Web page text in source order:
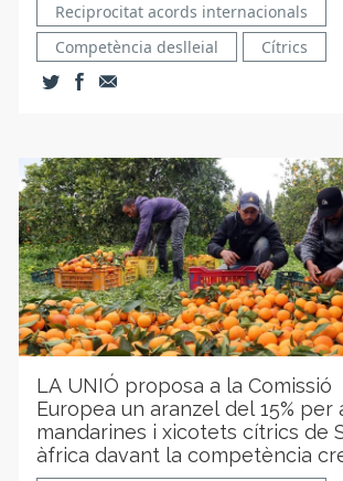
Reciprocitat acords internacionals
Competència deslleial
Cítrics
LA UNIÓ proposa a la Comissió
Europea un aranzel del 15% per
mandarines i xicotets cítrics de
àfrica davant la competència